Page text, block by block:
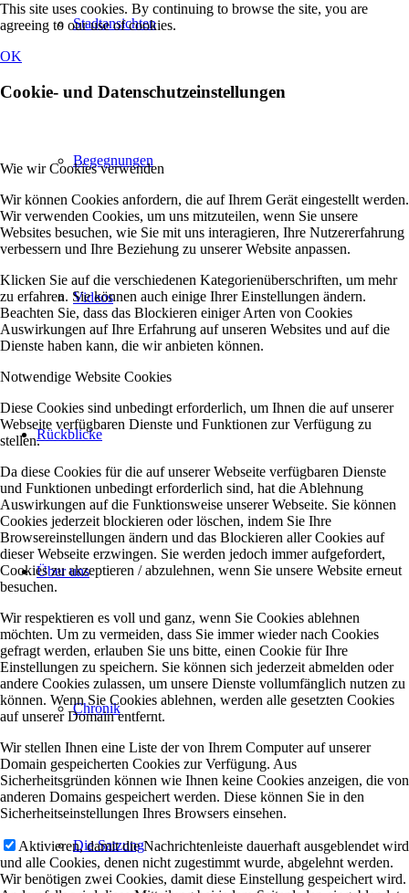
Stadtansichten
Begegnungen
Videos
Rückblicke
Über uns
Chronik
Die Satzung
This site uses cookies. By continuing to browse the site, you are
agreeing to our use of cookies.
OK
Cookie- und Datenschutzeinstellungen
Wie wir Cookies verwenden
Wir können Cookies anfordern, die auf Ihrem Gerät eingestellt werden.
Wir verwenden Cookies, um uns mitzuteilen, wenn Sie unsere
Websites besuchen, wie Sie mit uns interagieren, Ihre Nutzererfahrung
verbessern und Ihre Beziehung zu unserer Website anpassen.
Klicken Sie auf die verschiedenen Kategorienüberschriften, um mehr
zu erfahren. Sie können auch einige Ihrer Einstellungen ändern.
Beachten Sie, dass das Blockieren einiger Arten von Cookies
Auswirkungen auf Ihre Erfahrung auf unseren Websites und auf die
Dienste haben kann, die wir anbieten können.
Notwendige Website Cookies
Diese Cookies sind unbedingt erforderlich, um Ihnen die auf unserer
Webseite verfügbaren Dienste und Funktionen zur Verfügung zu
stellen.
Da diese Cookies für die auf unserer Webseite verfügbaren Dienste
und Funktionen unbedingt erforderlich sind, hat die Ablehnung
Auswirkungen auf die Funktionsweise unserer Webseite. Sie können
Cookies jederzeit blockieren oder löschen, indem Sie Ihre
Browsereinstellungen ändern und das Blockieren aller Cookies auf
dieser Webseite erzwingen. Sie werden jedoch immer aufgefordert,
Cookies zu akzeptieren / abzulehnen, wenn Sie unsere Website erneut
besuchen.
Wir respektieren es voll und ganz, wenn Sie Cookies ablehnen
möchten. Um zu vermeiden, dass Sie immer wieder nach Cookies
gefragt werden, erlauben Sie uns bitte, einen Cookie für Ihre
Einstellungen zu speichern. Sie können sich jederzeit abmelden oder
andere Cookies zulassen, um unsere Dienste vollumfänglich nutzen zu
können. Wenn Sie Cookies ablehnen, werden alle gesetzten Cookies
auf unserer Domain entfernt.
Wir stellen Ihnen eine Liste der von Ihrem Computer auf unserer
Domain gespeicherten Cookies zur Verfügung. Aus
Sicherheitsgründen können wie Ihnen keine Cookies anzeigen, die von
anderen Domains gespeichert werden. Diese können Sie in den
Sicherheitseinstellungen Ihres Browsers einsehen.
Aktivieren, damit die Nachrichtenleiste dauerhaft ausgeblendet wird
und alle Cookies, denen nicht zugestimmt wurde, abgelehnt werden.
Wir benötigen zwei Cookies, damit diese Einstellung gespeichert wird.